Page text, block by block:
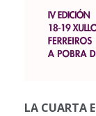
LA CUARTA